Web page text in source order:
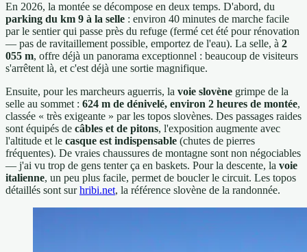
En 2026, la montée se décompose en deux temps. D'abord, du
parking du km 9 à la selle : environ 40 minutes de marche facile
par le sentier qui passe près du refuge (fermé cet été pour rénovation
— pas de ravitaillement possible, emportez de l'eau). La selle, à 2
055 m, offre déjà un panorama exceptionnel : beaucoup de visiteurs
s'arrêtent là, et c'est déjà une sortie magnifique.
Ensuite, pour les marcheurs aguerris, la voie slovène grimpe de la
selle au sommet : 624 m de dénivelé, environ 2 heures de montée,
classée « très exigeante » par les topos slovènes. Des passages raides
sont équipés de câbles et de pitons, l'exposition augmente avec
l'altitude et le casque est indispensable (chutes de pierres
fréquentes). De vraies chaussures de montagne sont non négociables
— j'ai vu trop de gens tenter ça en baskets. Pour la descente, la voie
italienne, un peu plus facile, permet de boucler le circuit. Les topos
détaillés sont surhribi.net, la référence slovène de la randonnée.